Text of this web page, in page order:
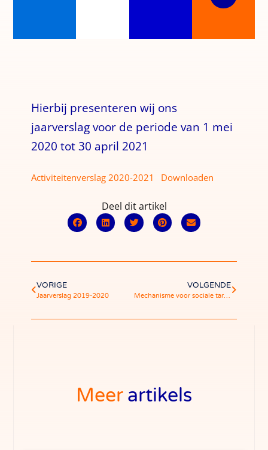
Hierbij presenteren wij ons
jaarverslag voor de periode van 1 mei
2020 tot 30 april 2021
Activiteitenverslag 2020-2021 Downloaden
Deel dit artikel
VORIGE
Jaarverslag 2019-2020
VOLGENDE
Mechanisme voor sociale tariefaftopping
Meer artikels